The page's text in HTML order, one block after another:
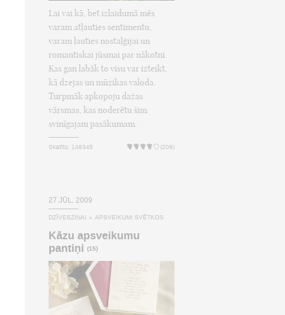
Lai vai kā, bet izlaidumā mēs
varam atļauties sentimentu,
varam ļauties nostaļģijai un
romantiskai jūsmai par nākotni.
Kas gan labāk to visu var izteikt,
kā dzejas un mūzikas valoda.
Turpmāk apkopoju dažas
vārsmas, kas noderētu šim
svinīgajam pasākumam.
Skatīts: 148345 (208)
27.JŪL, 2009
DZĪVESZIŅAI » APSVEIKUMI SVĒTKOS
Kāzu apsveikumu
pantiņi (15)